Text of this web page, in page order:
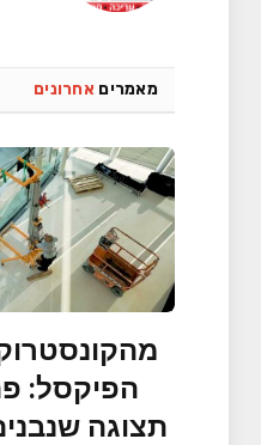
מאמרים אחרונים
הפיקסל:
תצוגה